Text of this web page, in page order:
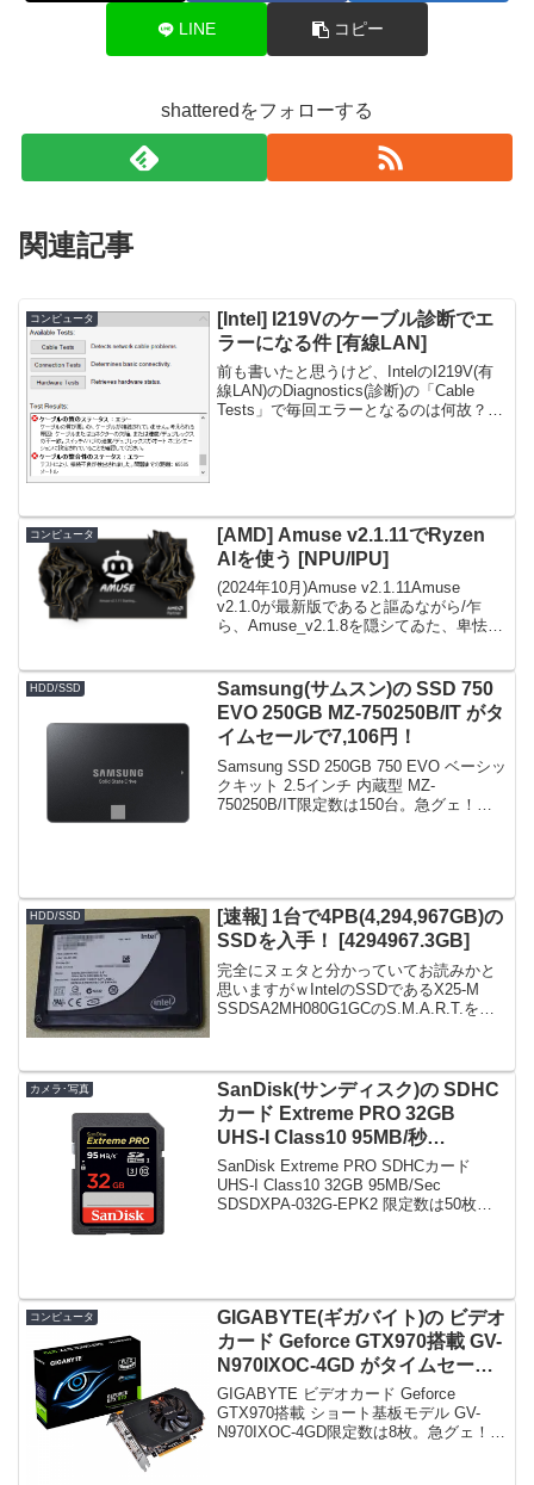
LINE コピー
shatteredをフォローする
関連記事
コンピュータ
[Intel] I219Vのケーブル診断でエ
ラーになる件 [有線LAN]
前も書いたと思うけど、IntelのI219V(有
線LAN)のDiagnostics(診断)の「Cable
Tests」で毎回エラーとなるのは何故？関
コンピュータ
[AMD] Amuse v2.1.11でRyzen
AIを使う [NPU/IPU]
(2024年10月)Amuse v2.1.11Amuse
v2.1.0が最新版であると謳ゐながら/乍
ら、Amuse_v2.1.8を隠シてゐた、卑怯杉
HDD/SSD
Samsung(サムスン)の SSD 750
EVO 250GB MZ-750250B/IT がタ
イムセールで7,106円！
Samsung SSD 250GB 750 EVO ベーシッ
クキット 2.5インチ 内蔵型 MZ-
750250B/IT限定数は150台。急グェ！
HDD/SSD
[速報] 1台で4PB(4,294,967GB)の
SSDを入手！ [4294967.3GB]
完全にヌェタと分かっていてお読みかと
思いますがｗIntelのSSDであるX25-M
SSDSA2MH080G1GCのS.M.A.R.T.を取
カメラ･写真
SanDisk(サンディスク)の SDHC
カード Extreme PRO 32GB
UHS-I Class10 95MB/秒
SDSDXPA-032G-EPK2 がタイム
セールで5,180円！
SanDisk Extreme PRO SDHCカード
UHS-I Class10 32GB 95MB/Sec
SDSDXPA-032G-EPK2 限定数は50枚。
コンピュータ
GIGABYTE(ギガバイト)の ビデオ
カード Geforce GTX970搭載 GV-
N970IXOC-4GD がタイムセール
で30,060円！
GIGABYTE ビデオカード Geforce
GTX970搭載 ショート基板モデル GV-
N970IXOC-4GD限定数は8枚。急グェ！